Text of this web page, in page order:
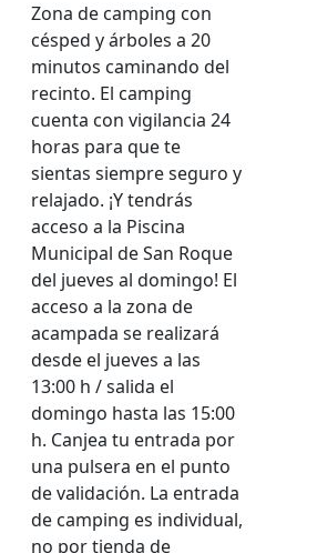
Zona de camping con
césped y árboles a 20
minutos caminando del
recinto. El camping
cuenta con vigilancia 24
horas para que te
sientas siempre seguro y
relajado. ¡Y tendrás
acceso a la Piscina
Municipal de San Roque
del jueves al domingo! El
acceso a la zona de
acampada se realizará
desde el jueves a las
13:00 h / salida el
domingo hasta las 15:00
h. Canjea tu entrada por
una pulsera en el punto
de validación. La entrada
de camping es individual,
no por tienda de